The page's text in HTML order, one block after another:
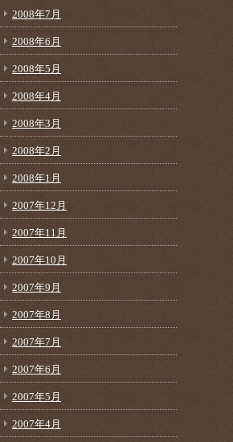
2008年7月
2008年6月
2008年5月
2008年4月
2008年3月
2008年2月
2008年1月
2007年12月
2007年11月
2007年10月
2007年9月
2007年8月
2007年7月
2007年6月
2007年5月
2007年4月